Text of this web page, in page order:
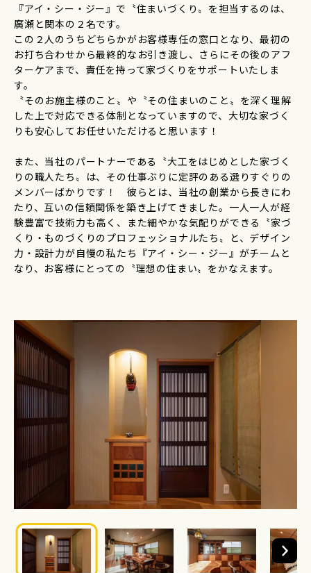
『アイ・シー・ジー』で〝住まいづくり〟を担当するのは、
廣瀬と関本の２名です。
この２人のうちどちらかがお客様専任の窓口となり、最初の
お打ち合わせから最終的なお引き渡し、さらにその後のアフ
ターケアまで、責任を持って家づくりをサポートいたしま
す。
〝そのお施主様のこと〟や〝その住まいのこと〟を深く理解
した上で対応できる体制となっていますので、大切な家づく
りも安心してお任せいただけると思います！
また、当社のパートナーである〝大工をはじめとした家づく
りの職人たち〟は、その仕事ぶりに定評のある選りすぐりの
メンバーばかりです！ 彼らとは、当社の創業から長きにわ
たり、互いの信頼関係を築き上げてきました。一人一人が経
験豊富で技術力も高く、また細やかな気配りができる〝家づ
くり・ものづくりのプロフェッショナルたち〟と、デザイン
力・設計力が自慢の私たち『アイ・シー・ジー』がチームと
なり、お客様にとっての〝理想の住まい〟をかなえます。